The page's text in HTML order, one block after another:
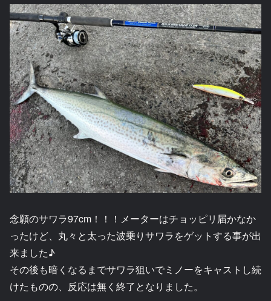
念願のサワラ97cm！！！メーターはチョッピリ届かなか
ったけど、丸々と太った波乗りサワラをゲットする事が出
来ました♪
その後も暗くなるまでサワラ狙いでミノーをキャストし続
けたものの、反応は無く終了となりました。